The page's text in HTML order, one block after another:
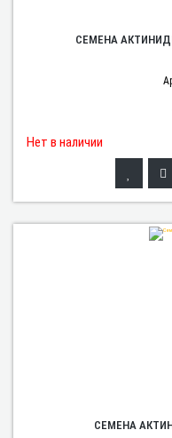
СЕМЕНА
Нет в наличии
СЕМЕНА